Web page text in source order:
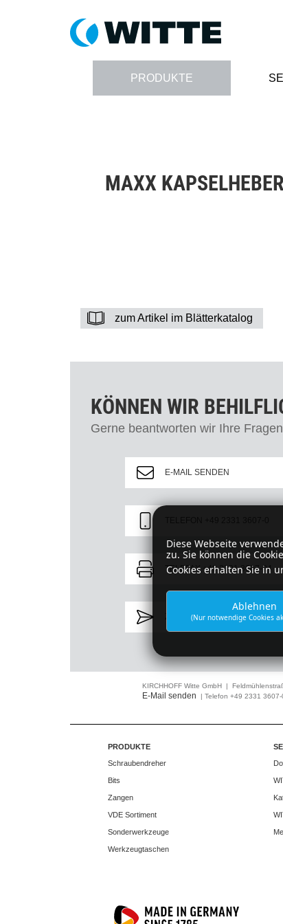
PRODUKTE
MAXX KAPSELHEBER
zum Artikel im Blätterkatalog
KÖNNEN WIR
Gerne beantworten wir Ihre
E-MAIL SENDEN
TELEFAX +49 2331 3607-24
ZUR
KIRCHHOFF Witte GmbH |
E-Mail senden | Telefon +49 2331
PRODUKTE
Schraubendreher
Bits
Zangen
VDE Sortiment
Sonderwerkzeuge
Werkzeugtaschen
Diese Webseite
zu. Sie können die
Cookies erhalten Sie in
Ablehnen
(Nur notwendige Cookies